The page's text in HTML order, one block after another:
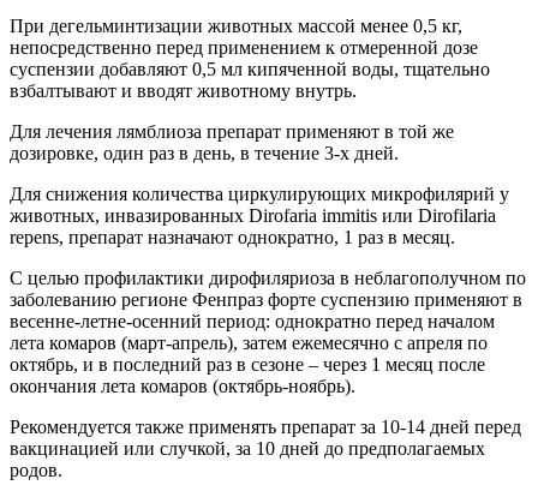
При дегельминтизации животных массой менее 0,5 кг,
непосредственно перед применением к отмеренной дозе
суспензии добавляют 0,5 мл кипяченной воды, тщательно
взбалтывают и вводят животному внутрь.
Для лечения лямблиоза препарат применяют в той же
дозировке, один раз в день, в течение 3-х дней.
Для снижения количества циркулирующих микрофилярий у
животных, инвазированных Dirofaria immitis или Dirofilaria
repens, препарат назначают однократно, 1 раз в месяц.
С целью профилактики дирофиляриоза в неблагополучном по
заболеванию регионе Фенпраз форте суспензию применяют в
весенне-летне-осенний период: однократно перед началом
лета комаров (март-апрель), затем ежемесячно с апреля по
октябрь, и в последний раз в сезоне – через 1 месяц после
окончания лета комаров (октябрь-ноябрь).
Рекомендуется также применять препарат за 10-14 дней перед
вакцинацией или случкой, за 10 дней до предполагаемых
родов.